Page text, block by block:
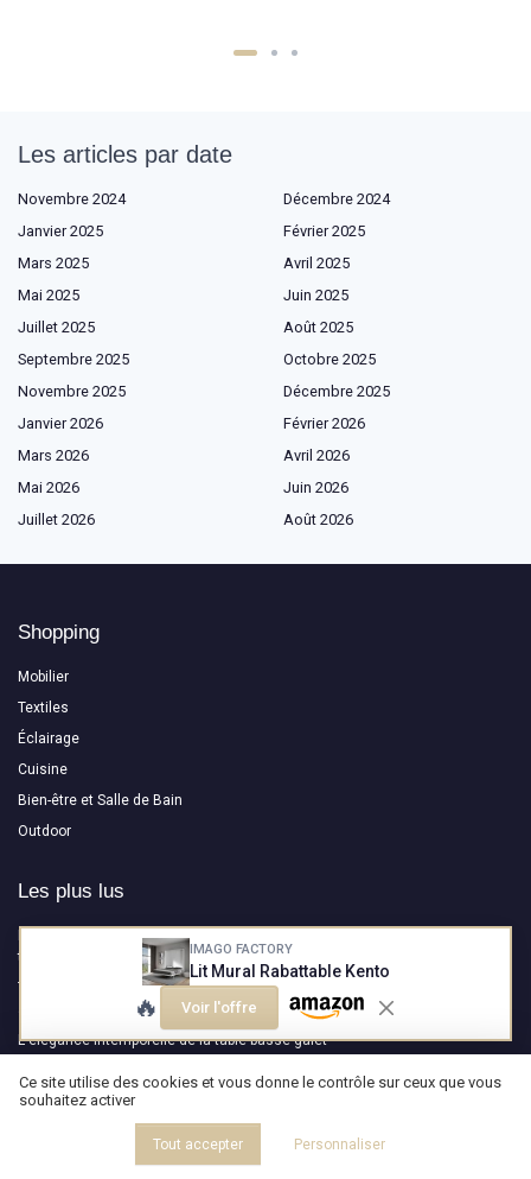
IMAGO FACTORY
Lit Mural Rabattable Kento
🔥 Voir l'offre
Les articles par date
Novembre 2024
Décembre 2024
Janvier 2025
Février 2025
Mars 2025
Avril 2025
Mai 2025
Juin 2025
Juillet 2025
Août 2025
Septembre 2025
Octobre 2025
Novembre 2025
Décembre 2025
Janvier 2026
Février 2026
Mars 2026
Avril 2026
Mai 2026
Juin 2026
Juillet 2026
Août 2026
Shopping
Mobilier
Textiles
Éclairage
Cuisine
Bien-être et Salle de Bain
Outdoor
Les plus lus
Interview de Thomas Durantel : Créer des sculptures lumineuses pour
transformer la perception de l’espace
Test DURASPACE Canapé Modulable en U : le gros nuage en velours qui
L'élégance intemporelle de la table basse galet
moderne et savoir-faire ancestral
Interview de Nicolas Causin : NEOSIEGES ( Maître de la Carcasse de Siège
depuis 1969, entre héritage, innovation et engagement durable )
Ce site utilise des cookies et vous donne le contrôle sur ceux que vous
souhaitez activer
Tout accepter Personnaliser